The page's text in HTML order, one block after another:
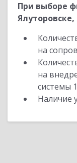
При выборе
на
на
системы
Наличие